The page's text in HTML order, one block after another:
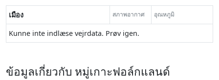
เมือง สภาพอากาศ อุณหภูมิ
Kunne inte indlæse vejrdata. Prøv igen.
ข้อมูลเกี่ยวกับ หมู่เกาะฟอล์กแลนด์